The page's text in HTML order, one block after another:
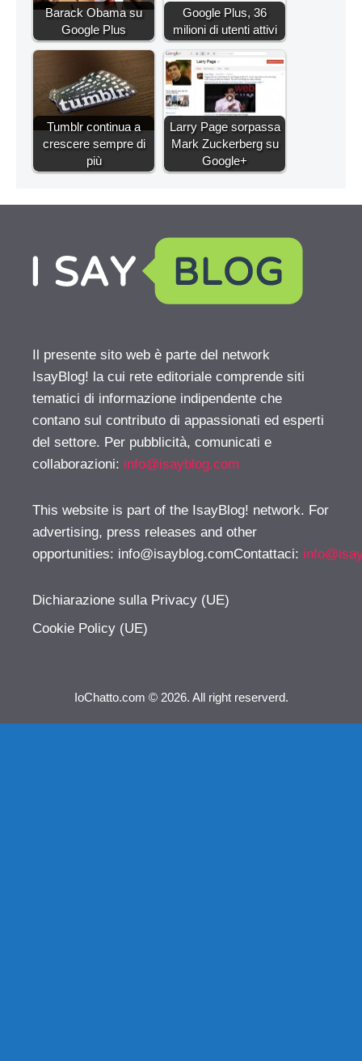
Barack Obama su
Google Plus
Google Plus, 36
milioni di utenti attivi
Tumblr continua a
crescere sempre di
più
Larry Page sorpassa
Mark Zuckerberg su
Google+
Il presente sito web è parte del network
IsayBlog! la cui rete editoriale comprende siti
tematici di informazione indipendente che
contano sul contributo di appassionati ed esperti
del settore. Per pubblicità, comunicati e
collaborazioni: info@isayblog.com
This website is part of the IsayBlog! network. For
advertising, press releases and other
opportunities: info@isayblog.comContattaci:
Dichiarazione sulla Privacy (UE)
Cookie Policy (UE)
IoChatto.com © 2026. All right reserverd.